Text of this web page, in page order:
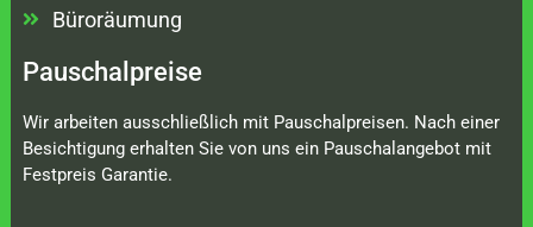
Büroräumung
Pauschalpreise
Wir arbeiten ausschließlich mit Pauschalpreisen. Nach einer
Besichtigung erhalten Sie von uns ein Pauschalangebot mit
Festpreis Garantie.